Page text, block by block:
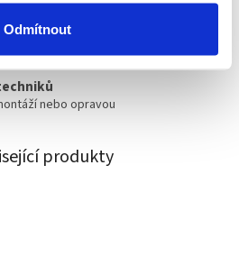
Odmítnout
je pro nás důležitý
nebo opravou
produkty